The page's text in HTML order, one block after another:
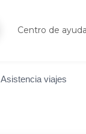
Centro de ayuda
Asistencia viajes